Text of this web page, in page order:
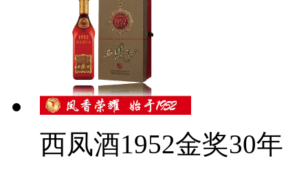
西凤酒1952金奖30年